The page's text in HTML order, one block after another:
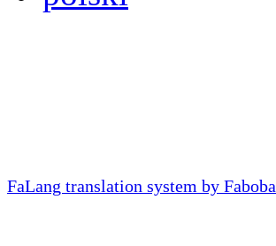
FaLang translation system by Faboba